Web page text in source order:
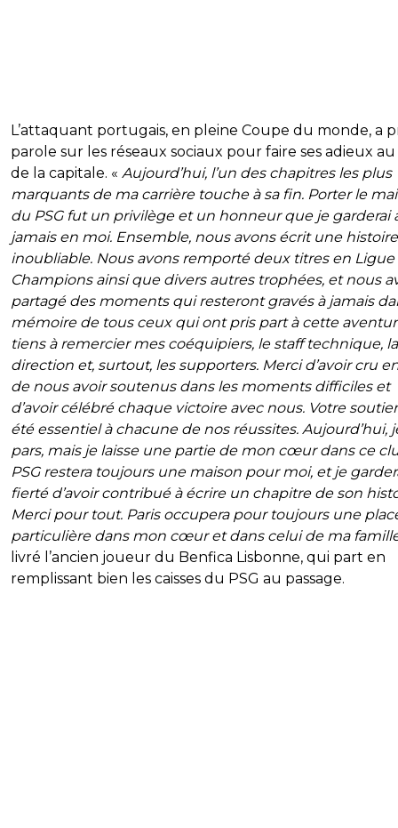
L’attaquant portugais, en pleine Coupe du monde, a
parole sur les réseaux sociaux pour faire ses adieux
de la capitale. « Aujourd’hui, l’un des chapitres les plus
marquants de ma carrière touche à sa fin. Porter le
du PSG fut un privilège et un honneur que je garderai
jamais en moi. Ensemble, nous avons écrit une histoire
inoubliable. Nous avons remporté deux titres en Ligue
Champions ainsi que divers autres trophées, et nous
partagé des moments qui resteront gravés à jamais
mémoire de tous ceux qui ont pris part à cette
tiens à remercier mes coéquipiers, le staff technique, la
direction et, surtout, les supporters. Merci d’avoir cru
de nous avoir soutenus dans les moments difficiles et
d’avoir célébré chaque victoire avec nous. Votre
été essentiel à chacune de nos réussites. Aujourd’hui,
pars, mais je laisse une partie de mon cœur dans ce
PSG restera toujours une maison pour moi, et je
fierté d’avoir contribué à écrire un chapitre de son
Merci pour tout. Paris occupera pour toujours une
particulière dans mon cœur et dans celui de ma
livré l’ancien joueur du Benfica Lisbonne, qui part en
remplissant bien les caisses du PSG au passage.